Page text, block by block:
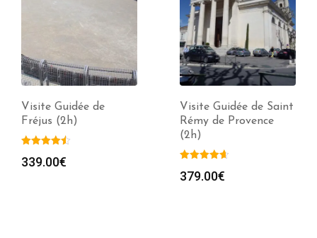
Visite Guidée de
Fréjus (2h)
339.00€
Visite Guidée de Saint
Rémy de Provence
(2h)
379.00€